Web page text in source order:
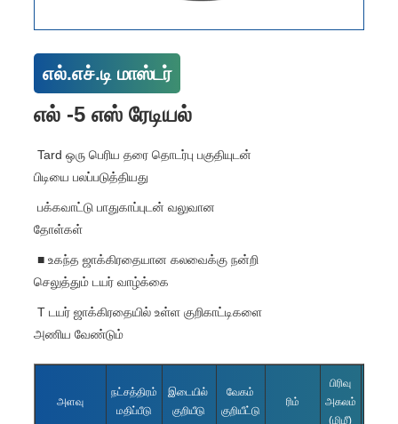
எல்.எச்.டி மாஸ்டர்
எல் -5 எஸ் ரேடியல்
Tard ஒரு பெரிய தரை தொடர்பு பகுதியுடன்
பிடியை பலப்படுத்தியது
பக்கவாட்டு பாதுகாப்புடன் வலுவான
தோள்கள்
■ உகந்த ஜாக்கிரதையான கலவைக்கு நன்றி
செலுத்தும் டயர் வாழ்க்கை
T டயர் ஜாக்கிரதையில் உள்ள குறிகாட்டிகளை
அணிய வேண்டும்
அளவு
நட்சத்திரம்
மதிப்பீடு
இடையில்
குறியீடு
வேகம்
குறியீட்டு
ரிம்
பிரிவு
அகலம்
(மிமீ)